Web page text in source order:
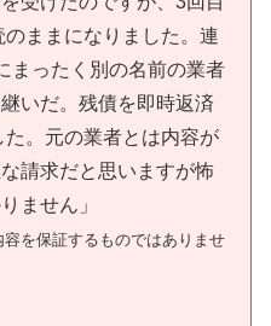
ままになりました。連
まったく別の名前の業者
いだ。残債を即時返済
。元の業者とは内容が
請求だと思いますが怖
ません」
を保証するものではありませ